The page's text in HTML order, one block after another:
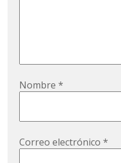
Nombre*
Correo electrónico*